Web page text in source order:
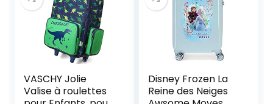
VASCHY Jolie
Valise à roulettes
Disney Frozen La
Reine des Neiges